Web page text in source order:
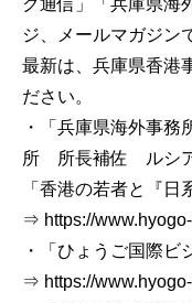
ク通信」「兵庫県海
ジ、メールマガジン
最新は、兵庫県香港
ださい。
・「兵庫県海外事務
所 所長補佐 ルシ
「香港の若者と『日
⇒ https://
・「ひょうご国際ビ
⇒ https://